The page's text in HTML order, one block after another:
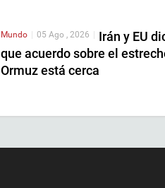
Mundo | 05 Ago , 2026 | Irán y EU
que acuerdo sobre el
Ormuz está cerca